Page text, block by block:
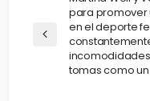
para promover
en el deporte
tomas como